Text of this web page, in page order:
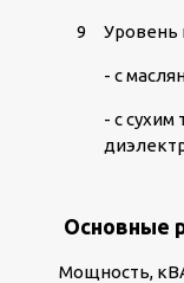
9 Уровень
- с
- с
Основные
Мощность,